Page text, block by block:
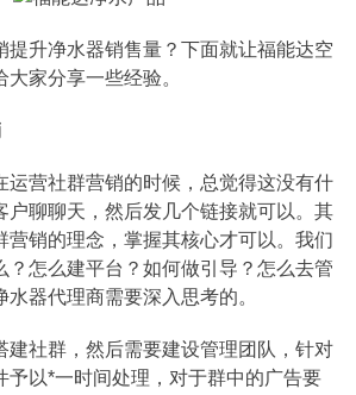
提升净水器销售量？下面就让福能达空
家分享一些经验。
运营社群营销的时候，总觉得这没有什
户聊聊天，然后发几个链接就可以。其
营销的理念，掌握其核心才可以。我们
？怎么建平台？如何做引导？怎么去管
器代理商需要深入思考的。
建社群，然后需要建设管理团队，针对
予以*一时间处理，对于群中的广告要